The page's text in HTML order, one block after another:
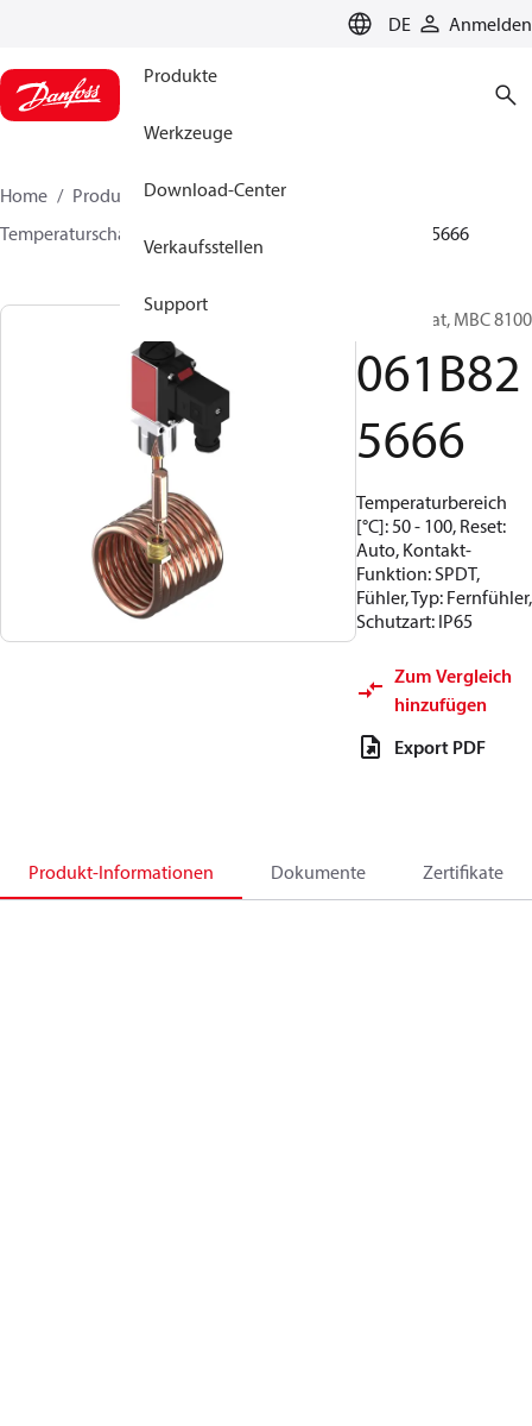
DE Anmelden
Produkte
Werkzeuge
Download-Center
Verkaufsstellen
Support
Home Produkte Sensing solutions
Temperaturschalter
MBC 8000 / MBC 8100 061B825666
Thermostat, MBC 8100
061B82
5666
Temperaturbereich
[°C]: 50 - 100, Reset:
Auto, Kontakt-
Funktion: SPDT,
Fühler, Typ: Fernfühler,
Schutzart: IP65
Zum Vergleich
hinzufügen
Export PDF
Produkt-Informationen Dokumente Zertifikate